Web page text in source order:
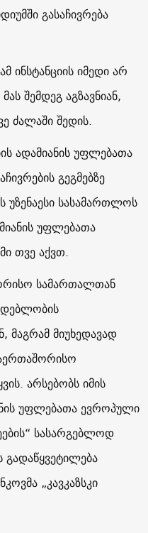
გასაჩივრება
ინსტანციის იმედი არ
შემდეგ აგზავნიან,
ძალაში შედის.
ადამიანის უფლებათა
გეგმებზე
უზენაესი სასამართლოს
უფლებათა
თვე აქვთ.
სამართალთან
მაგრამ მიუხედავად
არსებობს იმის
უფლებათა ევროპული
სასარგებლოდ
გადაწყვეტილება
„კავკაზსკი